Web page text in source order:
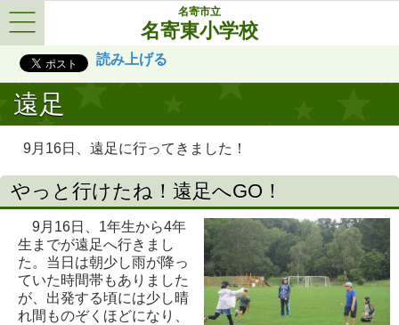
名寄市立
名寄東小学校
Menu 読み上げる
遠足
9月16日、遠足に行ってきました！
やっと行けたね！遠足へGO！
9月16日、1年生から4年
生までが遠足へ行きまし
た。当日は朝少し雨が降っ
ていた時間帯もありました
が、出発する頃には少し晴
れ間ものぞくほどになり、